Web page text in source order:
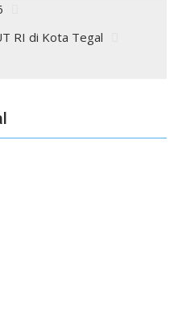
RI di Kota Tegal